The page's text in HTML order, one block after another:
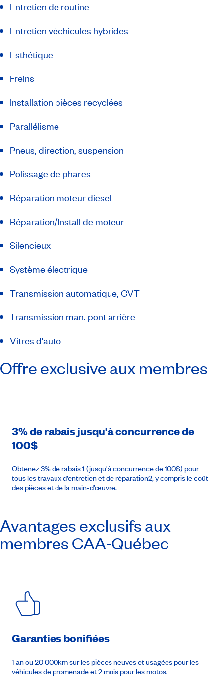
Entretien de routine
Entretien véchicules hybrides
Esthétique
Freins
Installation pièces recyclées
Parallélisme
Pneus, direction, suspension
Polissage de phares
Réparation moteur diesel
Réparation/Install de moteur
Silencieux
Système électrique
Transmission automatique, CVT
Transmission man. pont arrière
Vitres d'auto
Offre exclusive aux membres
3% de rabais jusqu'à concurrence de
100$
Obtenez 3% de rabais 1 (jusqu'à concurrence de 100$) pour
tous les travaux d’entretien et de réparation2, y compris le coût
des pièces et de la main-d’œuvre.
Avantages exclusifs aux
membresCAA-Québec
Garanties bonifiées
1 an ou 20 000km sur les pièces neuves et usagées pour les
véhicules de promenade et 2 mois pour les motos.